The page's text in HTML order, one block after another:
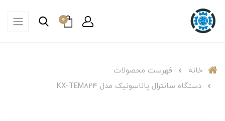
0
خانه
فهرست محصولات
دستگاه سانترال پاناسونیک مدل KX-TEM824